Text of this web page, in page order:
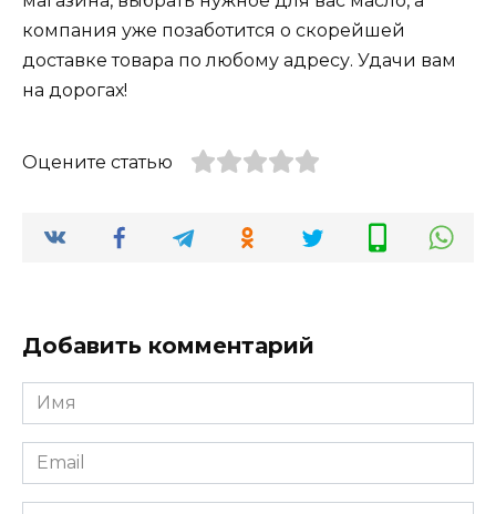
компания уже позаботится о скорейшей
доставке товара по любому адресу. Удачи вам
на дорогах!
Оцените статью
Добавить комментарий
Имя
*
Email
*